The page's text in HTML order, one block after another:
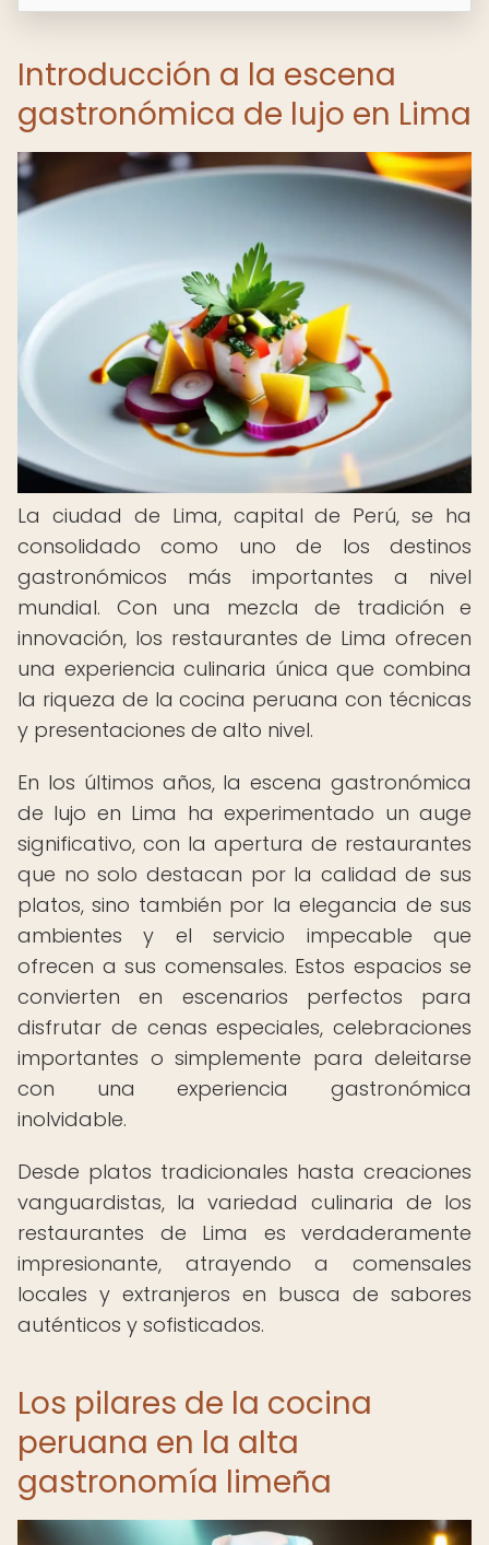
Introducción a la escena
gastronómica de lujo en Lima
La ciudad de Lima, capital de Perú, se ha
consolidado como uno de los destinos
gastronómicos más importantes a nivel
mundial. Con una mezcla de tradición e
innovación, los restaurantes de Lima ofrecen
una experiencia culinaria única que combina
la riqueza de la cocina peruana con técnicas
y presentaciones de alto nivel.
En los últimos años, la escena gastronómica
de lujo en Lima ha experimentado un auge
significativo, con la apertura de restaurantes
que no solo destacan por la calidad de sus
platos, sino también por la elegancia de sus
ambientes y el servicio impecable que
ofrecen a sus comensales. Estos espacios se
convierten en escenarios perfectos para
disfrutar de cenas especiales, celebraciones
importantes o simplemente para deleitarse
con una experiencia gastronómica
inolvidable.
Desde platos tradicionales hasta creaciones
vanguardistas, la variedad culinaria de los
restaurantes de Lima es verdaderamente
impresionante, atrayendo a comensales
locales y extranjeros en busca de sabores
auténticos y sofisticados.
Los pilares de la cocina
peruana en la alta
gastronomía limeña